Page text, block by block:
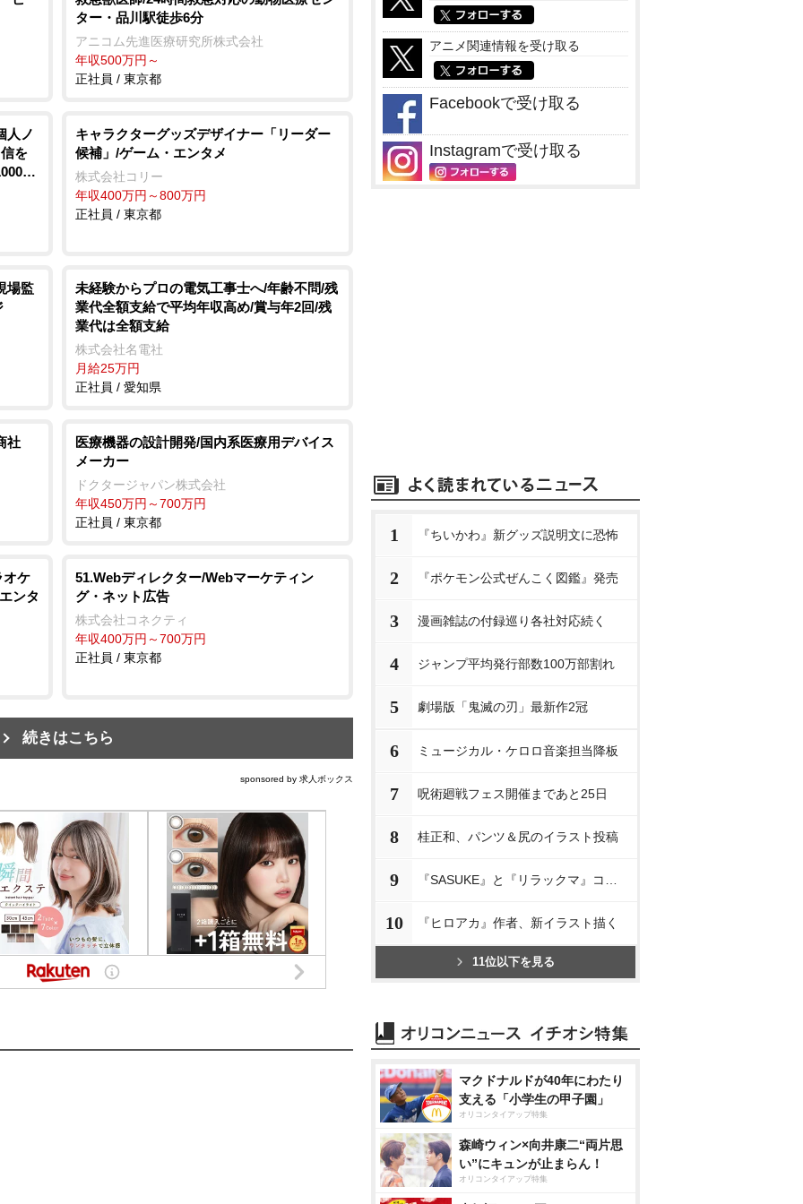
ター・品川駅徒歩6分
アニコム先進医療研究所株式会社
年収500万円～
正社員 / 東京都
人ノ
を
万
キャラクターグッズデザイナー「リーダー
候補」/ゲーム・エンタメ
株式会社コリー
年収400万円～800万円
正社員 / 東京都
場監
未経験からプロの電気工事士へ/年齢不問/残
業代全額支給で平均年収高め/賞与年2回/残
業代は全額支給
株式会社名電社
月給25万円
正社員 / 愛知県
社
医療機器の設計開発/国内系医療用デバイス
メーカー
ドクタージャパン株式会社
年収450万円～700万円
正社員 / 東京都
オケ
ンタ
51.Webディレクター/Webマーケティン
グ・ネット広告
株式会社コネクティ
年収400万円～700万円
正社員 / 東京都
続きはこちら
sponsored by 求人ボックス
アニメ関連情報を受け取る
Facebookで受け取る
Instagramで受け取る
1 『ちいかわ』新グッズ説明文に恐怖
2 『ポケモン公式ぜんこく図鑑』発売
3 漫画雑誌の付録巡り各社対応続く
4 ジャンプ平均発行部数100万部割れ
5 劇場版「鬼滅の刃」最新作2冠
6 ミュージカル・ケロロ音楽担当降板
7 呪術廻戦フェス開催まであと25日
8 桂正和、パンツ＆尻のイラスト投稿
9 『SASUKE』と『リラックマ』コラボ
10 『ヒロアカ』作者、新イラスト描く
11位以下を見る
マクドナルドが40年にわたり
支える「小学生の甲子園」
オリコンタイアップ特集
森崎ウィン×向井康二“両片思
い”にキュンが止まらん！
オリコンタイアップ特集